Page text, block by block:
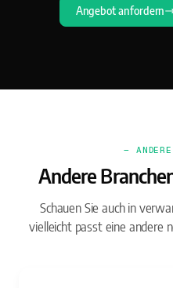
Angebot anfordern
— ANDERE
Andere
Schauen Sie auch in
vielleicht passt eine andere